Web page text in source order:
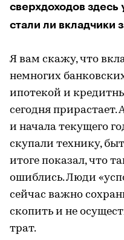
сверхдоходов
стали ли вкладчики
Я вам скажу, что
немногих
ипотекой и
сегодня
и начала текущего
скупали технику,
итоге показал, что
ошиблись. Люди
сейчас важно
скопить и не
трат.